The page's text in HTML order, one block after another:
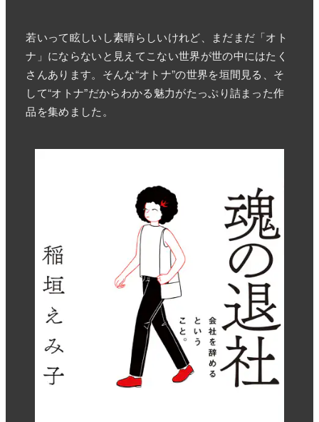
若いって眩しいし素晴らしいけれど、まだまだ「オト
ナ」にならないと見えてこない世界が世の中にはたく
さんあります。そんな“オトナ”の世界を垣間見る、そ
して“オトナ”だからわかる魅力がたっぷり詰まった作
品を集めました。